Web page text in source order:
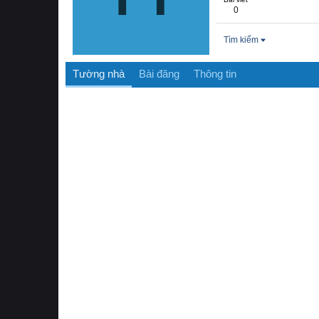
0
Tìm kiếm
Tường nhà Bài đăng Thông tin